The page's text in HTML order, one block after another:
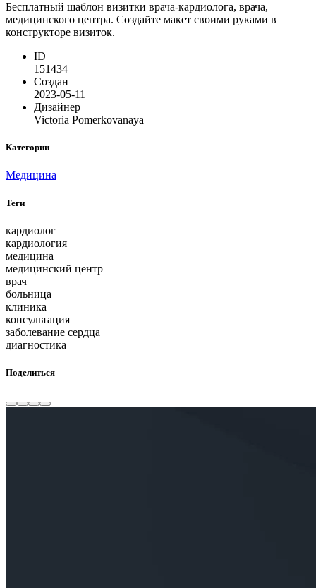
Бесплатный шаблон визитки врача-кардиолога, врача,
медицинского центра. Создайте макет своими руками в
конструкторе визиток.
ID
151434
Создан
2023-05-11
Дизайнер
Victoria Pomerkovanaya
Категории
Медицина
Теги
кардиолог
кардиология
медицина
медицинский центр
врач
больница
клиника
консультация
заболевание сердца
диагностика
Поделиться